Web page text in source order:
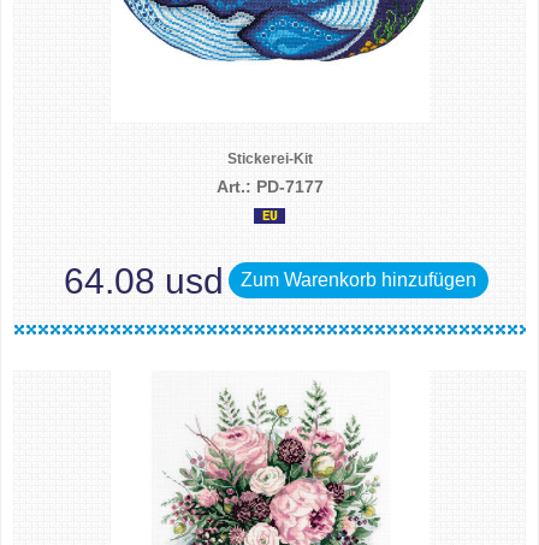
Stickerei-Kit
Art.: PD-7177
64.08 usd Zum Warenkorb hinzufügen